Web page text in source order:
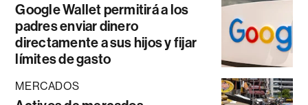
Google Wallet permitirá a los
padres enviar dinero
directamente a sus hijos y fijar
límites de gasto
MERCADOS